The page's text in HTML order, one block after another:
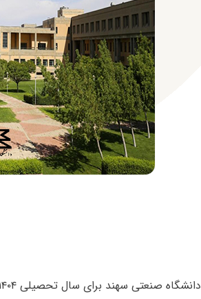
دانشگاه صنعتی سهند برای سال تحصیلی ۱۴۰۴-۱۴۰۵ دانشجوی کارشناسی ارشد بدون آزمون می‌پذیرد.